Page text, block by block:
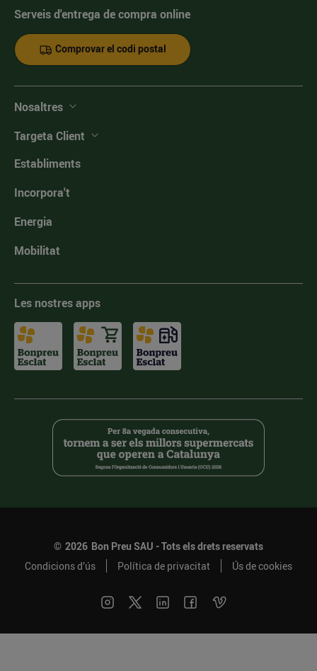
Serveis d'entrega de compra online
Comprovar el codi postal
Nosaltres
Targeta Client
Establiments
Incorpora't
Energia
Mobilitat
Les nostres apps
© 2026 Bon Preu SAU - Tots els drets reservats
Condicions d’ús
Política de privacitat Ús de cookies